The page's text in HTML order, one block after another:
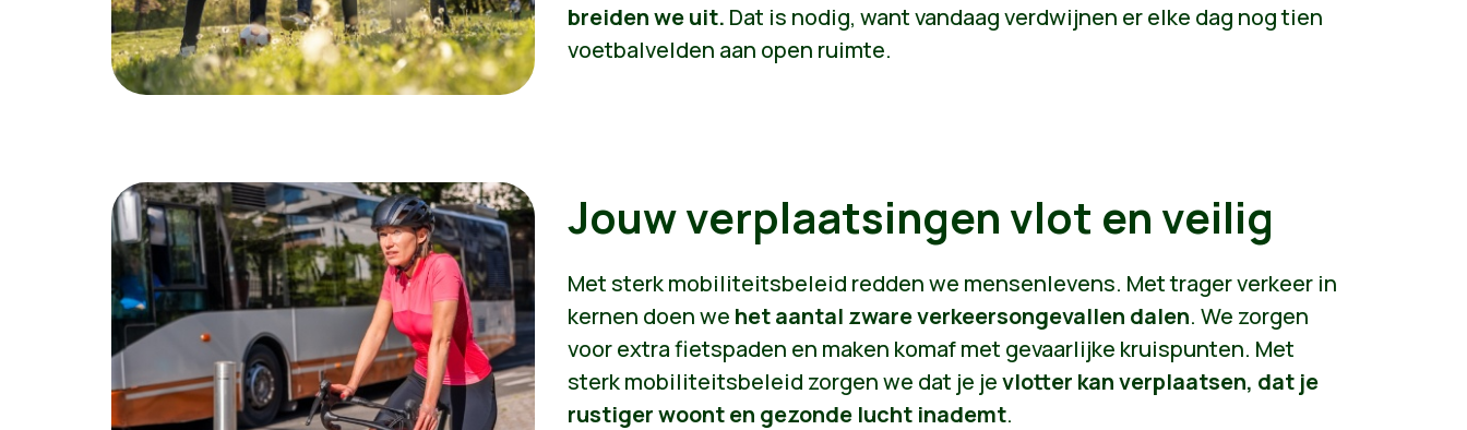
breiden we uit. Dat is nodig, want vandaag verdwijnen er elke dag nog tien
voetbalvelden aan open ruimte.
Jouw verplaatsingen vlot en veilig
Met sterk mobiliteitsbeleid redden we mensenlevens. Met trager verkeer in
kernen doen we het aantal zware verkeersongevallen dalen. We zorgen
voor extra fietspaden en maken komaf met gevaarlijke kruispunten. Met
sterk mobiliteitsbeleid zorgen we dat je jevlotter kan verplaatsen, dat je
rustiger woont en gezonde lucht inademt.